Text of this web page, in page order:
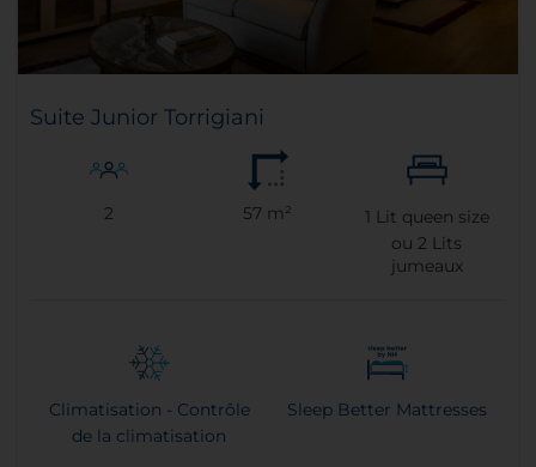
Suite Junior Torrigiani
2 57 m² 1 Lit queen size
ou 2 Lits
jumeaux
Climatisation - Contrôle
de la climatisation
Sleep Better Mattresses